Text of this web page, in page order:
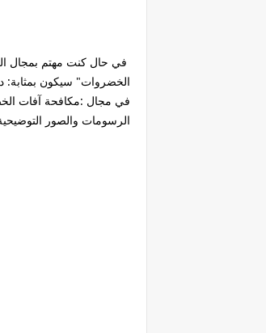
في حال كنت مهتم بمجال
الخضروات" سيكون
في مجال :مكافحة آفات
الرسومات والصور